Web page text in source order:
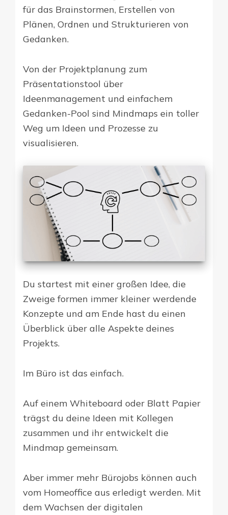
für das Brainstormen, Erstellen von
Plänen, Ordnen und Strukturieren von
Gedanken.
Von der Projektplanung zum
Präsentationstool über
Ideenmanagement und einfachem
Gedanken-Pool sind Mindmaps ein toller
Weg um Ideen und Prozesse zu
visualisieren.
Du startest mit einer großen Idee, die
Zweige formen immer kleiner werdende
Konzepte und am Ende hast du einen
Überblick über alle Aspekte deines
Projekts.
Im Büro ist das einfach.
Auf einem Whiteboard oder Blatt Papier
trägst du deine Ideen mit Kollegen
zusammen und ihr entwickelt die
Mindmap gemeinsam.
Aber immer mehr Bürojobs können auch
vom Homeoffice aus erledigt werden. Mit
dem Wachsen der digitalen